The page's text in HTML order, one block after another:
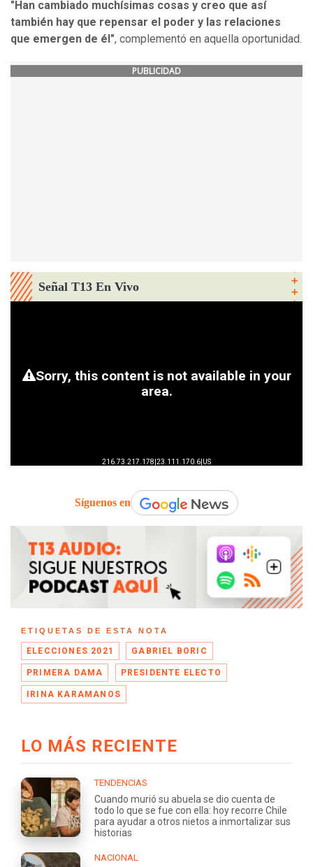
"Han cambiado muchísimas cosas y creo que así
también hay que repensar el poder y las relaciones
que emergen de él", complementó en aquella oportunidad.
PUBLICIDAD
Señal T13 En Vivo
Síguenos en
ETIQUETAS DE ESTA NOTA
ELECCIONES 2021 GABRIEL BORIC
PRIMERA DAMA PRESIDENTE ELECTO
IRINA KARAMANOS
LO MÁS RECIENTE
TENDENCIAS
Cuando murió su abuela se dio cuenta de
todo lo que se fue con ella: hoy recorre Chile
para ayudar a otros nietos a inmortalizar sus
historias
NACIONAL